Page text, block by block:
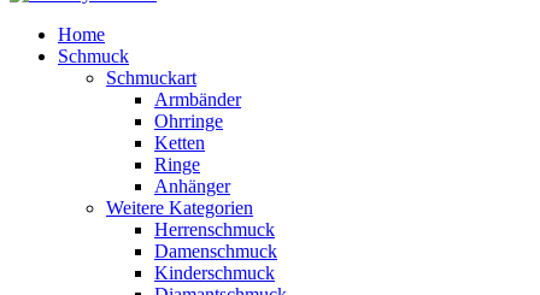
Home
Schmuck
Schmuckart
Armbänder
Ohrringe
Ketten
Ringe
Anhänger
Weitere Kategorien
Herrenschmuck
Damenschmuck
Kinderschmuck